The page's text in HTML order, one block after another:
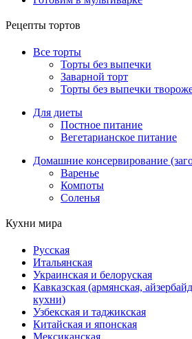
Рецепты тортов
Все торты
Торты без выпечки
Заварной торт
Торты без выпечки
Для диеты
Постное питание
Вегетарианское питание
Домашние консервирование
Варенье
Компоты
Соленья
Кухни мира
Русская
Итальянская
Украинская и белоруская
Кавказская (армянская,
кухни)
Узбекская и таджикская
Китайская и японская